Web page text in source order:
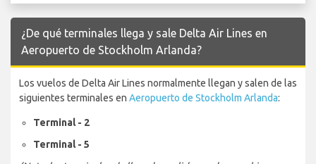
¿De qué terminales llega y sale Delta Air Lines en
Aeropuerto de Stockholm Arlanda?
Los vuelos de Delta Air Lines normalmente llegan y salen de las
siguientes terminales en Aeropuerto de Stockholm Arlanda:
Terminal - 2
Terminal - 5